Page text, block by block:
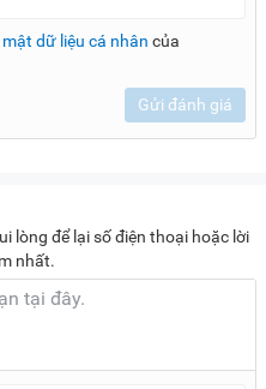
dữ liệu cá nhân của
Gửi đánh giá
lòng để lại số điện thoại hoặc lời
nhất.